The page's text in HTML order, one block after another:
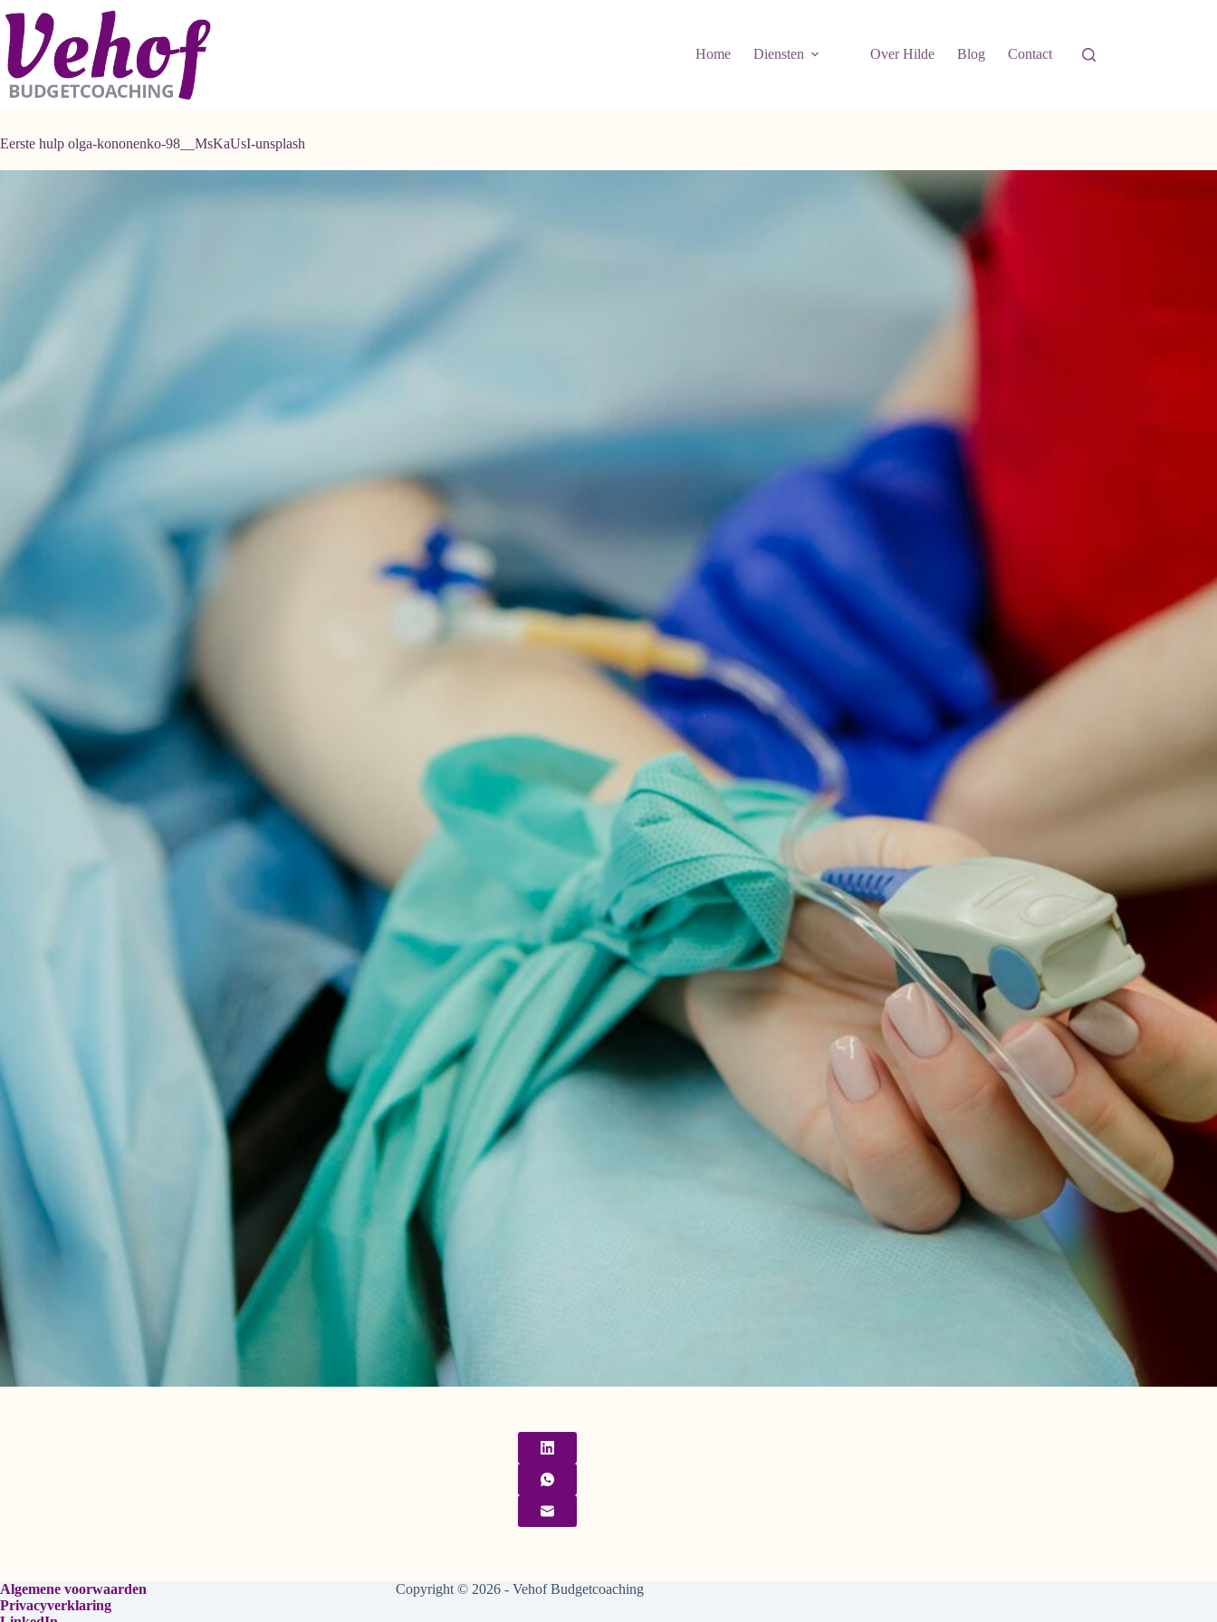
naar
de
inhoud
Home Diensten Over Hilde Blog Contact
Eerste hulp olga-kononenko-98__MsKaUsI-unsplash
Algemene voorwaarden
Privacyverklaring
Copyright © 2026 - Vehof Budgetcoaching